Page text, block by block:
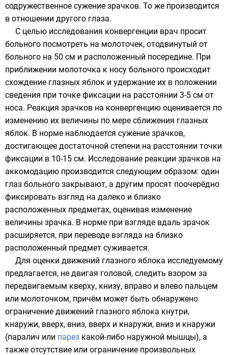
содружественное сужение зрачков. То же производится
в отношении другого глаза.
С целью исследования конвергенции врач просит
больного посмотреть на молоточек, отодвинутый от
больного на 50 см и расположенный посередине. При
приближении молоточка к носу больного происходит
схождение глазных яблок и удержание их в положении
сведения при точке фиксации на расстоянии 3-5 см от
носа. Реакция зрачков на конвергенцию оценивается по
изменению их величины по мере сближения глазных
яблок. В норме наблюдается сужение зрачков,
достигающее достаточной степени на расстоянии точки
фиксации в 10-15 см. Исследование реакции зрачков на
аккомодацию производится следующим образом: один
глаз больного закрывают, а другим просят поочерёдно
фиксировать взгляд на далеко и близко
расположенных предметах, оценивая изменение
величины зрачка. В норме при взгляде вдаль зрачок
расширяется, при переводе взгляда на близко
расположенный предмет суживается.
Для оценки движений глазного яблока исследуемому
предлагается, не двигая головой, следить взором за
передвигаемым кверху, книзу, вправо и влево пальцем
или молоточком, причём может быть обнаружено
ограничение движений глазного яблока кнутри,
кнаружи, вверх, вниз, вверх и кнаружи, вниз и кнаружи
(паралич или парез какой-либо наружной мышцы), а
также отсутствие или ограничение произвольных